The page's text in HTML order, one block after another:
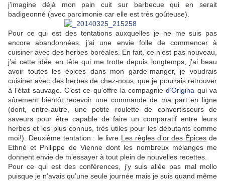
j’imagine déjà mon pain cuit sur barbecue qui en serait
badigeonné (avec parcimonie car elle est très goûteuse).
Pour ce qui est des tentations auxquelles je ne me suis pas
encore abandonnées, j’ai une envie folle de commencer à
cuisiner avec des herbes boréales. En fait, ce n’est pas nouveau,
j’ai cette idée en tête qui me trotte depuis longtemps, j’ai beau
avoir toutes les épices dans mon garde-manger, je voudrais
cuisiner avec des herbes de chez-nous, que je pourrais retrouver
à l’état sauvage. C’est ce qu’offre la compagnied’Origina qui va
sûrement bientôt recevoir une commande de ma part en ligne
(dont, entre-autre, une petite roulette de convertisseurs de
saveurs pour être capable de faire un comparatif entre leurs
herbes et les plus connus, très utiles pour les débutants comme
moi!). Deuxième tentation : le livre Les règles d’or des Épices de
Ethné et Philippe de Vienne dont les nombreux mélanges me
donnent envie de m’essayer à tout plein de nouvelles recettes.
Pour ce qui est des conférences, j’y suis allée pas mal mollo
puisque je n’avais qu’une seule journée mais je suis quand même